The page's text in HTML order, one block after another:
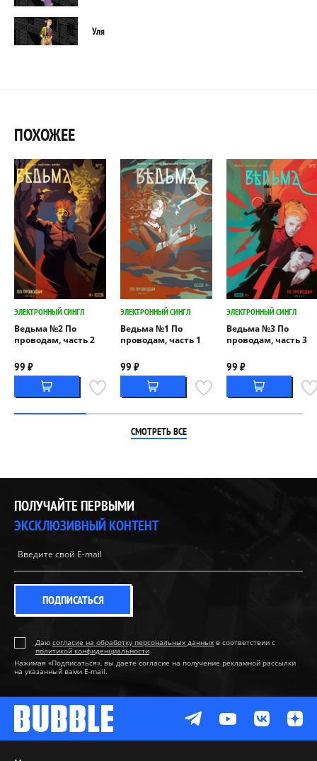
Уля
ПОХОЖЕЕ
ЭЛЕКТРОННЫЙ СИНГЛ
Ведьма №2 По
проводам, часть 2
99 ₽
ЭЛЕКТРОННЫЙ СИНГЛ
Ведьма №1 По
проводам, часть 1
99 ₽
ЭЛЕКТРОННЫЙ СИНГЛ
Ведьма №3 По
проводам, часть 3
99 ₽
СМОТРЕТЬ ВСЕ
ПОЛУЧАЙТЕ ПЕРВЫМИ
ЭКСКЛЮЗИВНЫЙ КОНТЕНТ
ПОДПИСАТЬСЯ
Даю согласие на обработку персональных данных в соответствии с
политикой конфиденциальности
Нажимая «Подписаться», вы даете согласие на получение рекламной рассылки
на указанный вами E-mail.